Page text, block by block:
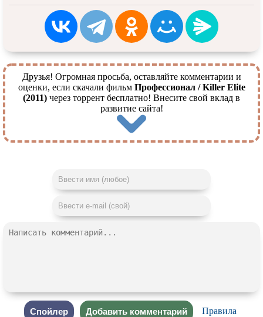
Друзья! Огромная просьба, оставляйте комментарии и
оценки, если скачали фильм Профессионал / Killer Elite
(2011) через торрент бесплатно! Внесите свой вклад в
развитие сайта!
Правила